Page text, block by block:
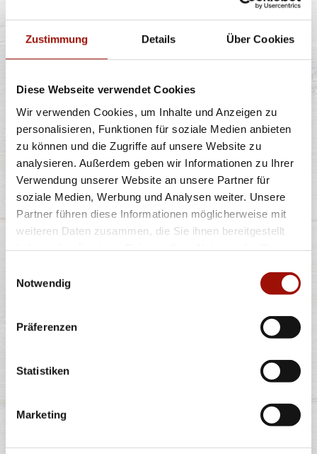
Zustimmung Details Über Cookies
Diese Webseite verwendet Cookies
Wir verwenden Cookies, um Inhalte und Anzeigen zu
personalisieren, Funktionen für soziale Medien anbieten
zu können und die Zugriffe auf unsere Website zu
analysieren. Außerdem geben wir Informationen zu Ihrer
Verwendung unserer Website an unsere Partner für
soziale Medien, Werbung und Analysen weiter. Unsere
Partner führen diese Informationen möglicherweise mit
weiteren Daten zusammen, die Sie ihnen bereitgestellt
Notwendig
Präferenzen
Statistiken
Marketing
Fuze Tea Schwarzer Tee Pfirsich ist eine
außergewöhnliche Fusion aus dem Guten des
...mehr
0,4l
2,90 €
inkl. 0,25 € Pfand
VIO MEDIUM
ViO Medium, das Mineralwasser aus heimischer Quelle